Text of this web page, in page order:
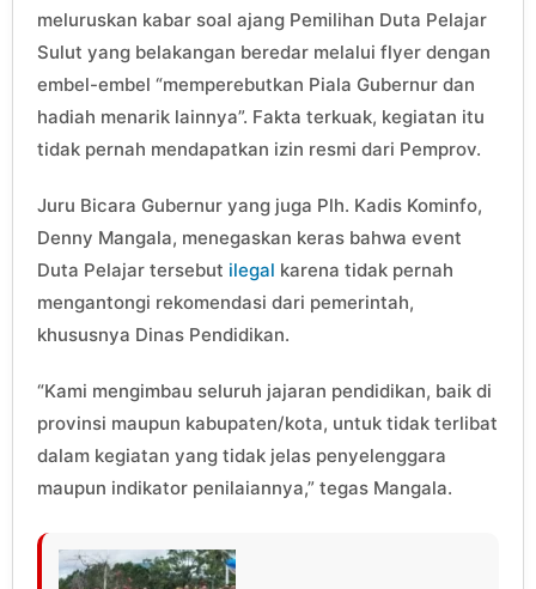
meluruskan kabar soal ajang Pemilihan Duta Pelajar
Sulut yang belakangan beredar melalui flyer dengan
embel-embel “memperebutkan Piala Gubernur dan
hadiah menarik lainnya”. Fakta terkuak, kegiatan itu
tidak pernah mendapatkan izin resmi dari Pemprov.
Juru Bicara Gubernur yang juga Plh. Kadis Kominfo,
Denny Mangala, menegaskan keras bahwa event
Duta Pelajar tersebut ilegal karena tidak pernah
mengantongi rekomendasi dari pemerintah,
khususnya Dinas Pendidikan.
“Kami mengimbau seluruh jajaran pendidikan, baik di
provinsi maupun kabupaten/kota, untuk tidak terlibat
dalam kegiatan yang tidak jelas penyelenggara
maupun indikator penilaiannya,” tegas Mangala.